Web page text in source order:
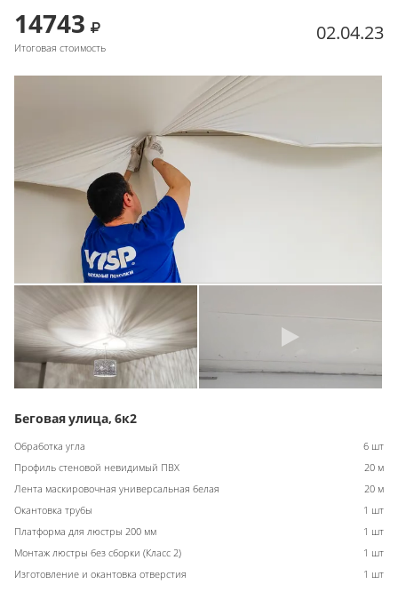
14743
Итоговая стоимость
02.04.23
Беговая улица, 6к2
Обработка угла
6 шт
Профиль стеновой невидимый ПВХ
20 м
Лента маскировочная универсальная белая
20 м
Окантовка трубы
1 шт
Платформа для люстры 200 мм
1 шт
Монтаж люстры без сборки (Класс 2)
1 шт
Изготовление и окантовка отверстия
1 шт